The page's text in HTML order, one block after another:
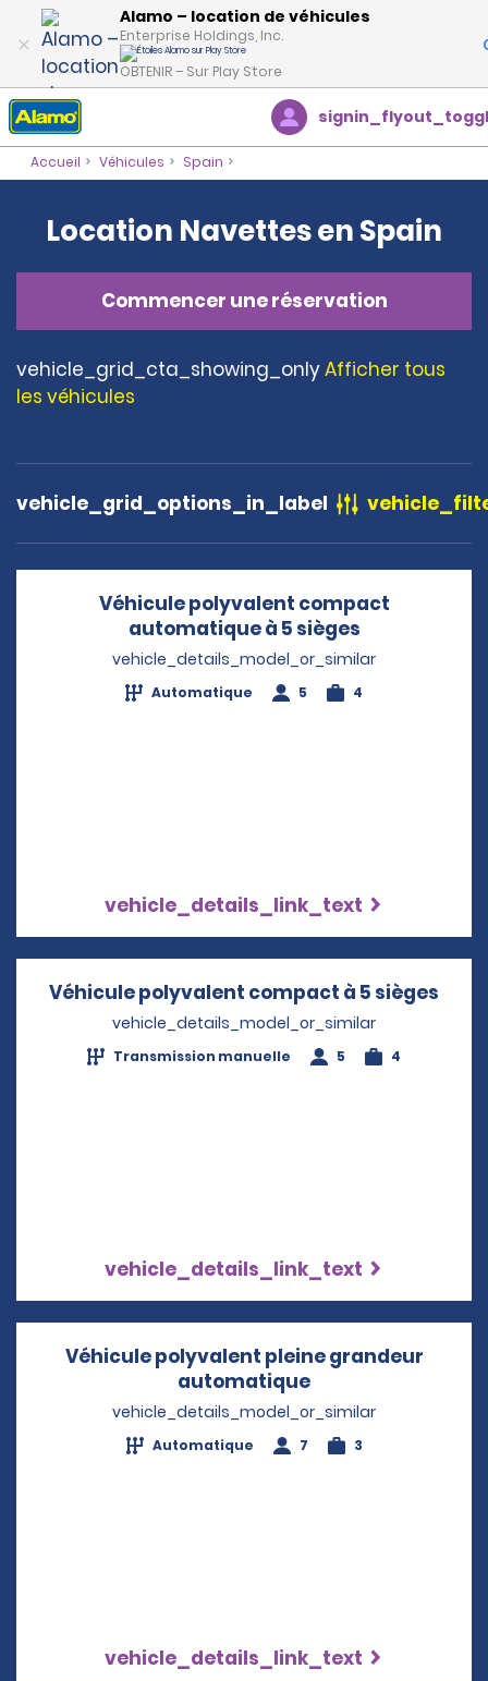
Alamo – location de véhicules
Enterprise Holdings, Inc.
OBTENIR – Sur Play Store
Accueil Véhicules Spain
Location Navettes en Spain
Commencer une réservation
vehicle_grid_cta_showing_onlyAfficher tous
les véhicules
vehicle_grid_options_in_label
Véhicule polyvalent compact
automatique à 5 sièges
vehicle_details_model_or_similar
Automatique 5 4
vehicle_details_link_text
Véhicule polyvalent compact à 5 sièges
vehicle_details_model_or_similar
Transmission manuelle 5 4
vehicle_details_link_text
Véhicule polyvalent pleine grandeur
automatique
vehicle_details_model_or_similar
Automatique 7 3
vehicle_details_link_text